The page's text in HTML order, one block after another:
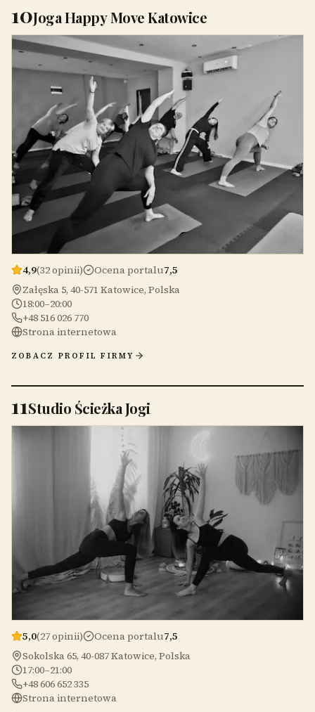
10Joga Happy Move Katowice
4,9(32 opinii) Ocena portalu7,5
Załęska 5, 40-571 Katowice, Polska
18:00–20:00
+48 516 026 770
Strona internetowa
ZOBACZ PROFIL FIRMY
11Studio Ścieżka Jogi
5,0(27 opinii) Ocena portalu7,5
Sokolska 65, 40-087 Katowice, Polska
17:00–21:00
+48 606 652 335
Strona internetowa